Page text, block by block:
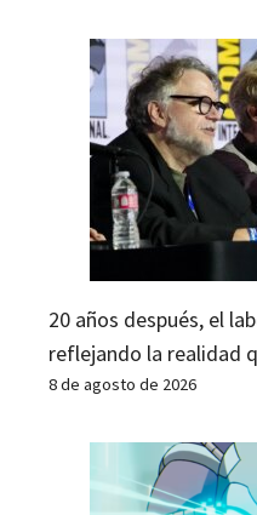
20 años después, el
reflejando la realidad
8 de agosto de 2026